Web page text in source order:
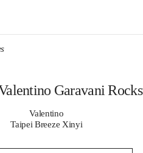
Garavani
Valentino
Taipei Breeze Xinyi